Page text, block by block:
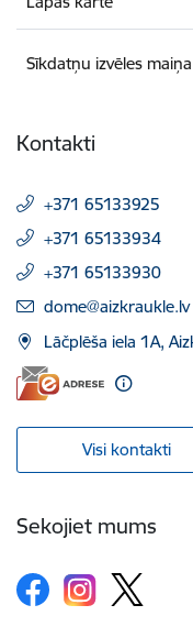
Sīkdatņu izvēles maiņa
Kontakti
+371 65133925
+371 65133934
+371 65133930
E-pasts:
dome@aizkraukle.lv
Lāčplēša iela 1A,
Visi kontakti
Sekojiet mums